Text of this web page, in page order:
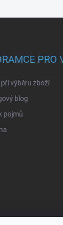
PRO
při výběru zboží
blog
pojmů